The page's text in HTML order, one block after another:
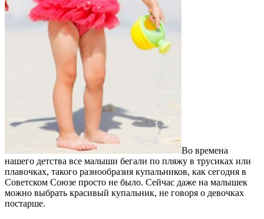
Во времена
нашего детства все малыши бегали по пляжу в трусиках или
плавочках, такого разнообразия купальников, как сегодня в
Советском Союзе просто не было. Сейчас даже на малышек
можно выбрать красивый купальник, не говоря о девочках
постарше.